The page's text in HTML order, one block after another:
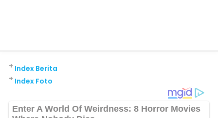
Index Berita
+
Index Foto
+